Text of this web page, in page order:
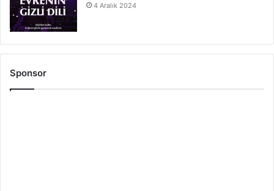
4 Aralık 2024
Sponsor